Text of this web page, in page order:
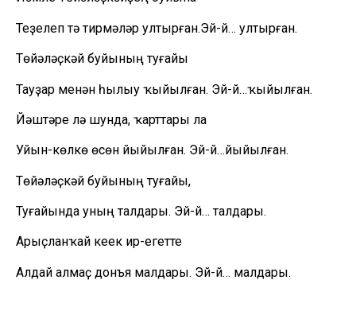
Теҙелеп тә тирмәләр ултырған.Эй-й… ултырған.
Төйәләҫкәй буйының туғайы
Тауҙар менән һылыу ҡыйылған. Эй-й…ҡыйылған.
Йәштәре лә шунда, ҡарттары ла
Уйын-көлкө өсөн йыйылған. Эй-й…йыйылған.
Төйәләҫкәй буйының туғайы,
Туғайында уның талдары. Эй-й… талдары.
Арыҫланҡай кеүек ир-егетте
Алдай алмаҫ донъя малдары. Эй-й… малдары.